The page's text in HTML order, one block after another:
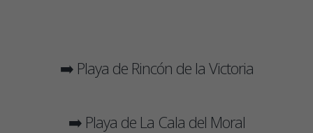
➡️ Playa de Rincón de la Victoria
➡️ Playa de La Cala del Moral